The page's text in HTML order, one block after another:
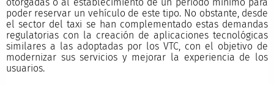
poder reservar un vehículo de este tipo. No obstante, desde
el sector del taxi se han complementado estas demandas
regulatorias con la creación de aplicaciones tecnológicas
similares a las adoptadas por los VTC, con el objetivo de
modernizar sus servicios y mejorar la experiencia de los
usuarios.